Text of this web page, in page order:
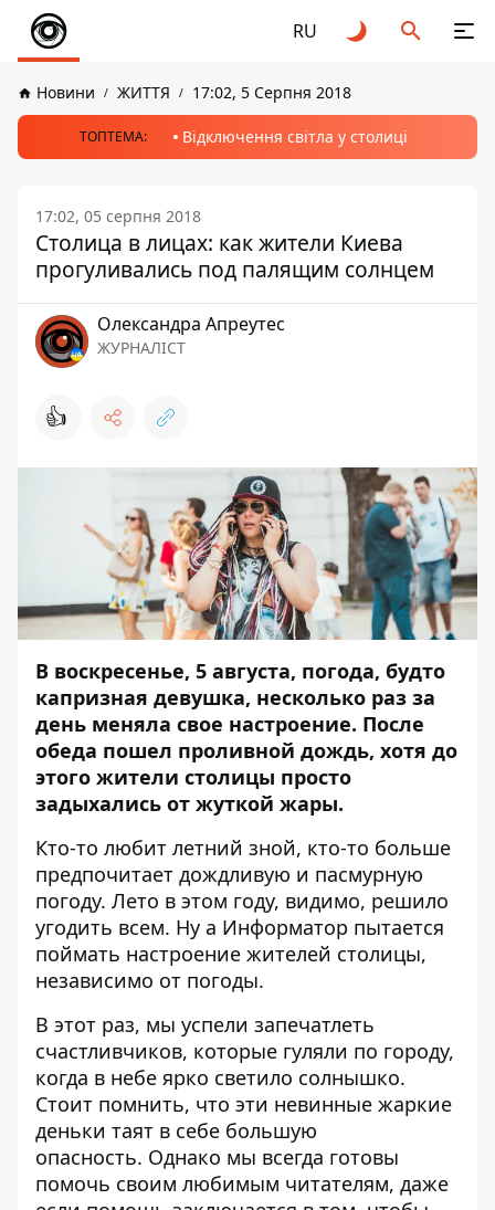
RU
Новини ЖИТТЯ 17:02, 5 Серпня 2018
ТОПТЕМА: Відключення світла у столиці
17:02, 05 серпня 2018
Столица в лицах: как жители Киева
прогуливались под палящим солнцем
Олександра Апреутес
ЖУРНАЛІСТ
👍
В воскресенье, 5 августа, погода, будто
капризная девушка, несколько раз за
день меняла свое настроение. После
обеда пошел проливной дождь, хотя до
этого жители столицы просто
задыхались от жуткой жары.
Кто-то любит летний зной, кто-то больше
предпочитает дождливую и пасмурную
погоду. Лето в этом году, видимо, решило
угодить всем. Ну а Информатор пытается
поймать настроение жителей столицы,
независимо от погоды.
В этот раз, мы успели запечатлеть
счастливчиков, которые гуляли по городу,
когда в небе ярко светило солнышко.
Стоит помнить, что эти невинные жаркие
деньки таят в себе большую
опасность. Однако мы всегда готовы
помочь своим любимым читателям, даже